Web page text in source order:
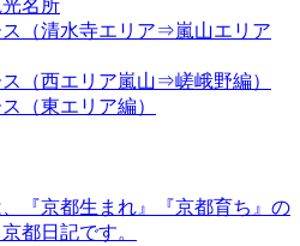
名所
ス（清水寺エリア⇒嵐山エリア
（西エリア嵐山⇒嵯峨野編）
（東エリア編）
『京都生まれ』『京都育ち』の
都日記です。